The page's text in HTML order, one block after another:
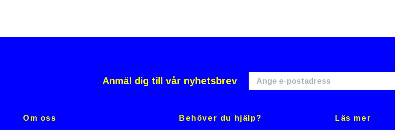
Anmäl dig till vår nyhetsbrev
Om oss Behöver du hjälp? Läs mer